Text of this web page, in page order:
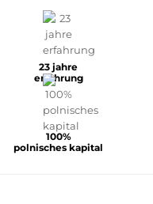
23 jahre
erfahrung
100%
polnisches kapital